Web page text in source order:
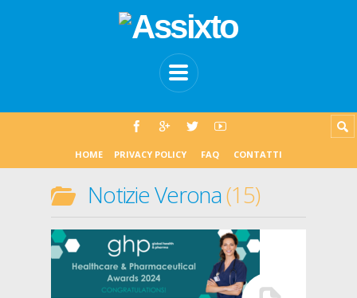
HOME PRIVACY POLICY FAQ CONTATTI
Notizie Verona15